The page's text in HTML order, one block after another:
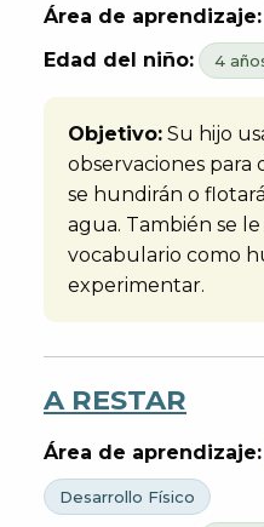
Área de aprendizaje:
Edad del niño: 4
Objetivo: Su hijo
observaciones para
se hundirán o
agua. También se
vocabulario como
experimentar.
A RESTAR
Área de aprendizaje:
Desarrollo Físico